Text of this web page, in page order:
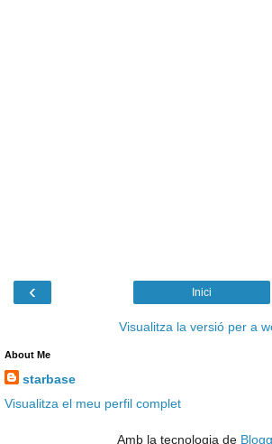
‹ Inici
Visualitza la versió per a
About Me
starbase
Visualitza el meu perfil complet
Amb la tecnologia de